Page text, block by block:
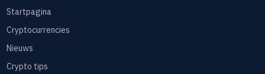
Startpagina
Cryptocurrencies
Nieuws
Crypto tips